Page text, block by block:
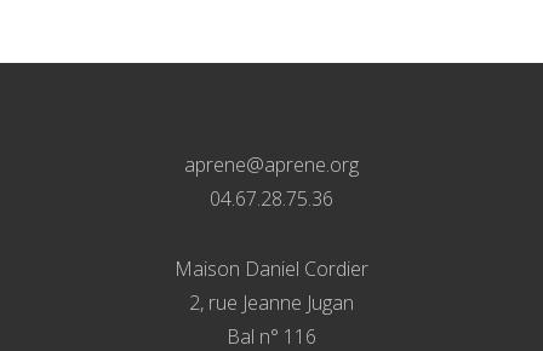
aprene@aprene.org
04.67.28.75.36
Maison Daniel Cordier
2, rue Jeanne Jugan
Bal n° 116